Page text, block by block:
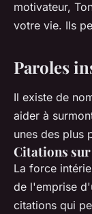
motivateur,
votre vie. Ils
Paroles
Il existe de
aider à
unes des plus
Citations
La force
de l'emprise
citations qui